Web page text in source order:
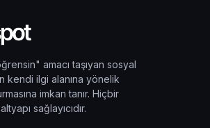
amacı taşıyan sosyal
kendi ilgi alanına yönelik
imkan tanır. Hiçbir
sağlayıcıdır.